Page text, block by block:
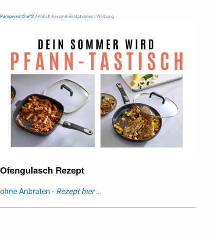
Pampered Chef® Antihaft Keramik-Bratpfannen | Werbung
Ofengulasch Rezept
ohne Anbraten - Rezept hier ...